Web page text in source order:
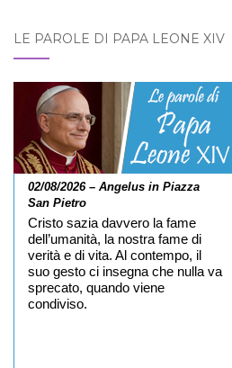
LE PAROLE DI PAPA LEONE XIV
02/08/2026 – Angelus in Piazza
San Pietro
Cristo sazia davvero la fame
dell’umanità, la nostra fame di
verità e di vita. Al contempo, il
suo gesto ci insegna che nulla va
sprecato, quando viene
condiviso.